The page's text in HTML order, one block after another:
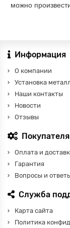
можно
Информация
О компании
Установка
Наши контакты
Новости
Отзывы
Оплата и
Гарантия
Вопросы и
Служба
Карта сайта
Политика